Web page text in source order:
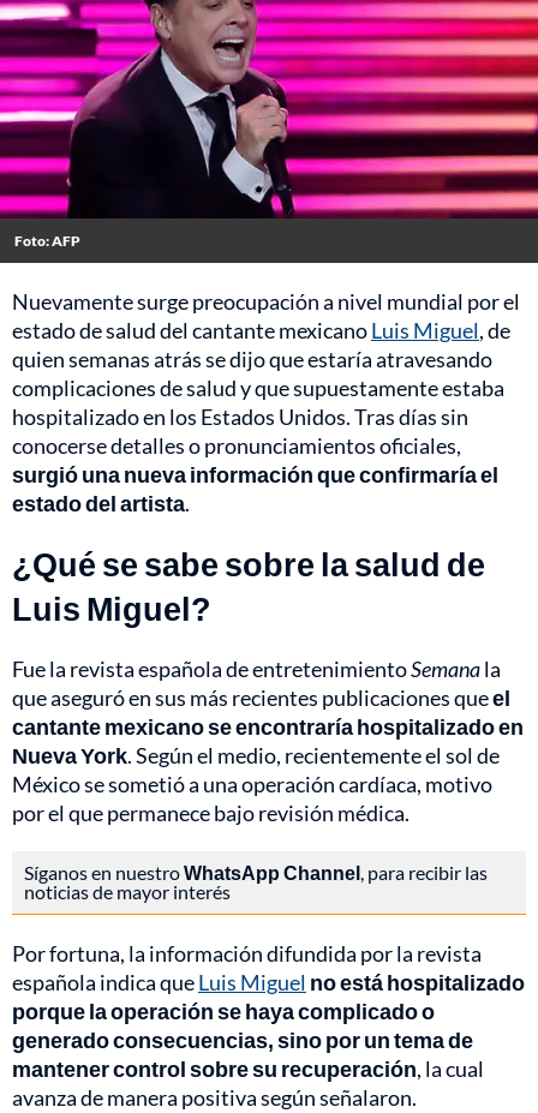
Foto: AFP
Nuevamente surge preocupación a nivel mundial por el
estado de salud del cantante mexicanoLuis Miguel, de
quien semanas atrás se dijo que estaría atravesando
complicaciones de salud y que supuestamente estaba
hospitalizado en los Estados Unidos. Tras días sin
conocerse detalles o pronunciamientos oficiales,
surgió una nueva información que confirmaría el
estado del artista.
¿Qué se sabe sobre la salud de
Luis Miguel?
Fue la revista española de entretenimientoSemanala
que aseguró en sus más recientes publicaciones queel
cantante mexicano se encontraría hospitalizado en
Nueva York. Según el medio, recientemente el sol de
México se sometió a una operación cardíaca, motivo
por el que permanece bajo revisión médica.
Síganos en nuestroWhatsApp Channel, para recibir las
noticias de mayor interés
Por fortuna, la información difundida por la revista
española indica queLuis Miguel no está hospitalizado
porque la operación se haya complicado o
generado consecuencias, sino por un tema de
mantener control sobre su recuperación, la cual
avanza de manera positiva según señalaron.